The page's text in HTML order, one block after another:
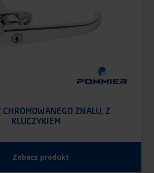
ZNALU, Z
KLUCZYKIEM
Zobacz produkt